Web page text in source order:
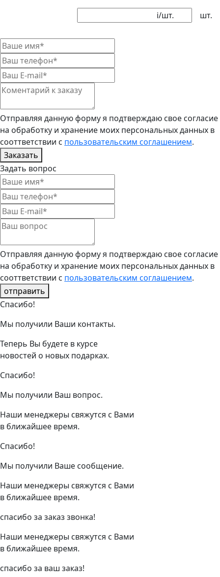
шт.
i/шт.
Отправляя данную форму я подтверждаю свое согласие
на обработку и хранение моих персональных данных в
сооттветствии с пользовательским соглашением.
Заказать
Задать вопрос
Отправляя данную форму я подтверждаю свое согласие
на обработку и хранение моих персональных данных в
сооттветствии с пользовательским соглашением.
отправить
Спасибо!
Мы получили Ваши контакты.
Теперь Вы будете в курсе
новостей о новых подарках.
Спасибо!
Мы получили Ваш вопрос.
Наши менеджеры свяжутся с Вами
в ближайшее время.
Спасибо!
Мы получили Ваше сообщение.
Наши менеджеры свяжутся с Вами
в ближайшее время.
спасибо за заказ звонка!
Наши менеджеры свяжутся с Вами
в ближайшее время.
спасибо за ваш заказ!